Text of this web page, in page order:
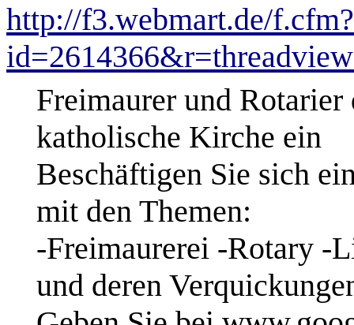
http://f3.webmart.de/f.cfm?
Freimaurer und
katholische Kirche ein
Beschäftigen Sie sich
mit den Themen:
-Freimaurerei -Rotary -
und deren